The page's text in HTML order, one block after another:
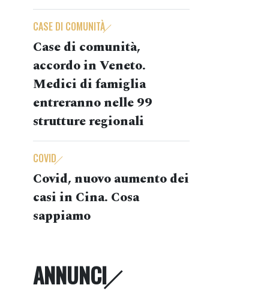
CASE DI COMUNITÀ
Case di comunità,
accordo in Veneto.
Medici di famiglia
entreranno nelle 99
strutture regionali
COVID
Covid, nuovo aumento dei
casi in Cina. Cosa
sappiamo
ANNUNCI